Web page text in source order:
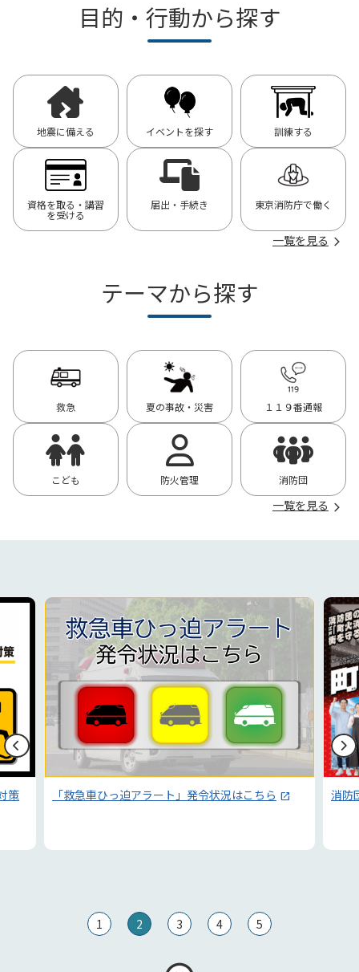
目的・行動から探す
地震に備える イベントを探す 訓練する
資格を取る・講習
を受ける
届出・手続き 東京消防庁で働く
一覧を見る
テーマから探す
救急 夏の事故・災害 １１９番通報
こども 防火管理 消防団
一覧を見る
消防団員募集 電子
1 2 3 4 5